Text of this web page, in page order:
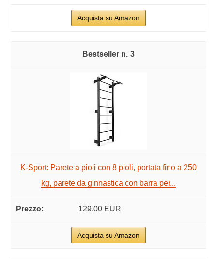
Acquista su Amazon
3
K-Sport: Parete a pioli con 8 pioli, portata fino a 250
kg, parete da ginnastica con barra per...
129,00 EUR
Acquista su Amazon